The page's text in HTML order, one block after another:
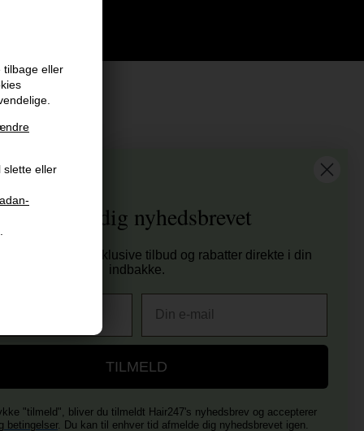
tilbage eller
slette eller
vi har
fragt til ved køb over 399 kr på udvalgte fragtformer
samme hverdag ved bestilling inden kl 14:45
E-mærket - Din sikkerhed
Tilmeld dig nyhedsbrevet
nyheder, eksklusive tilbud og rabatter direkte i din
indbakke.
TILMELD
"tilmeld", bliver du tilmeldt Hair247's nyhedsbrev og accepterer
betingelser. Du kan til enhver tid afmelde dig nyhedsbrevet igen.